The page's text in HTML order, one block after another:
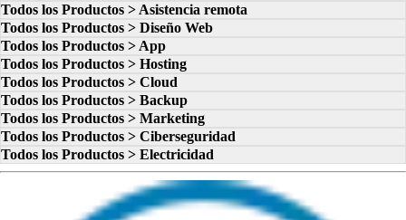
Todos los Productos > Asistencia remota
Todos los Productos > Diseño Web
Todos los Productos > App
Todos los Productos > Hosting
Todos los Productos > Cloud
Todos los Productos > Backup
Todos los Productos > Marketing
Todos los Productos > Ciberseguridad
Todos los Productos > Electricidad